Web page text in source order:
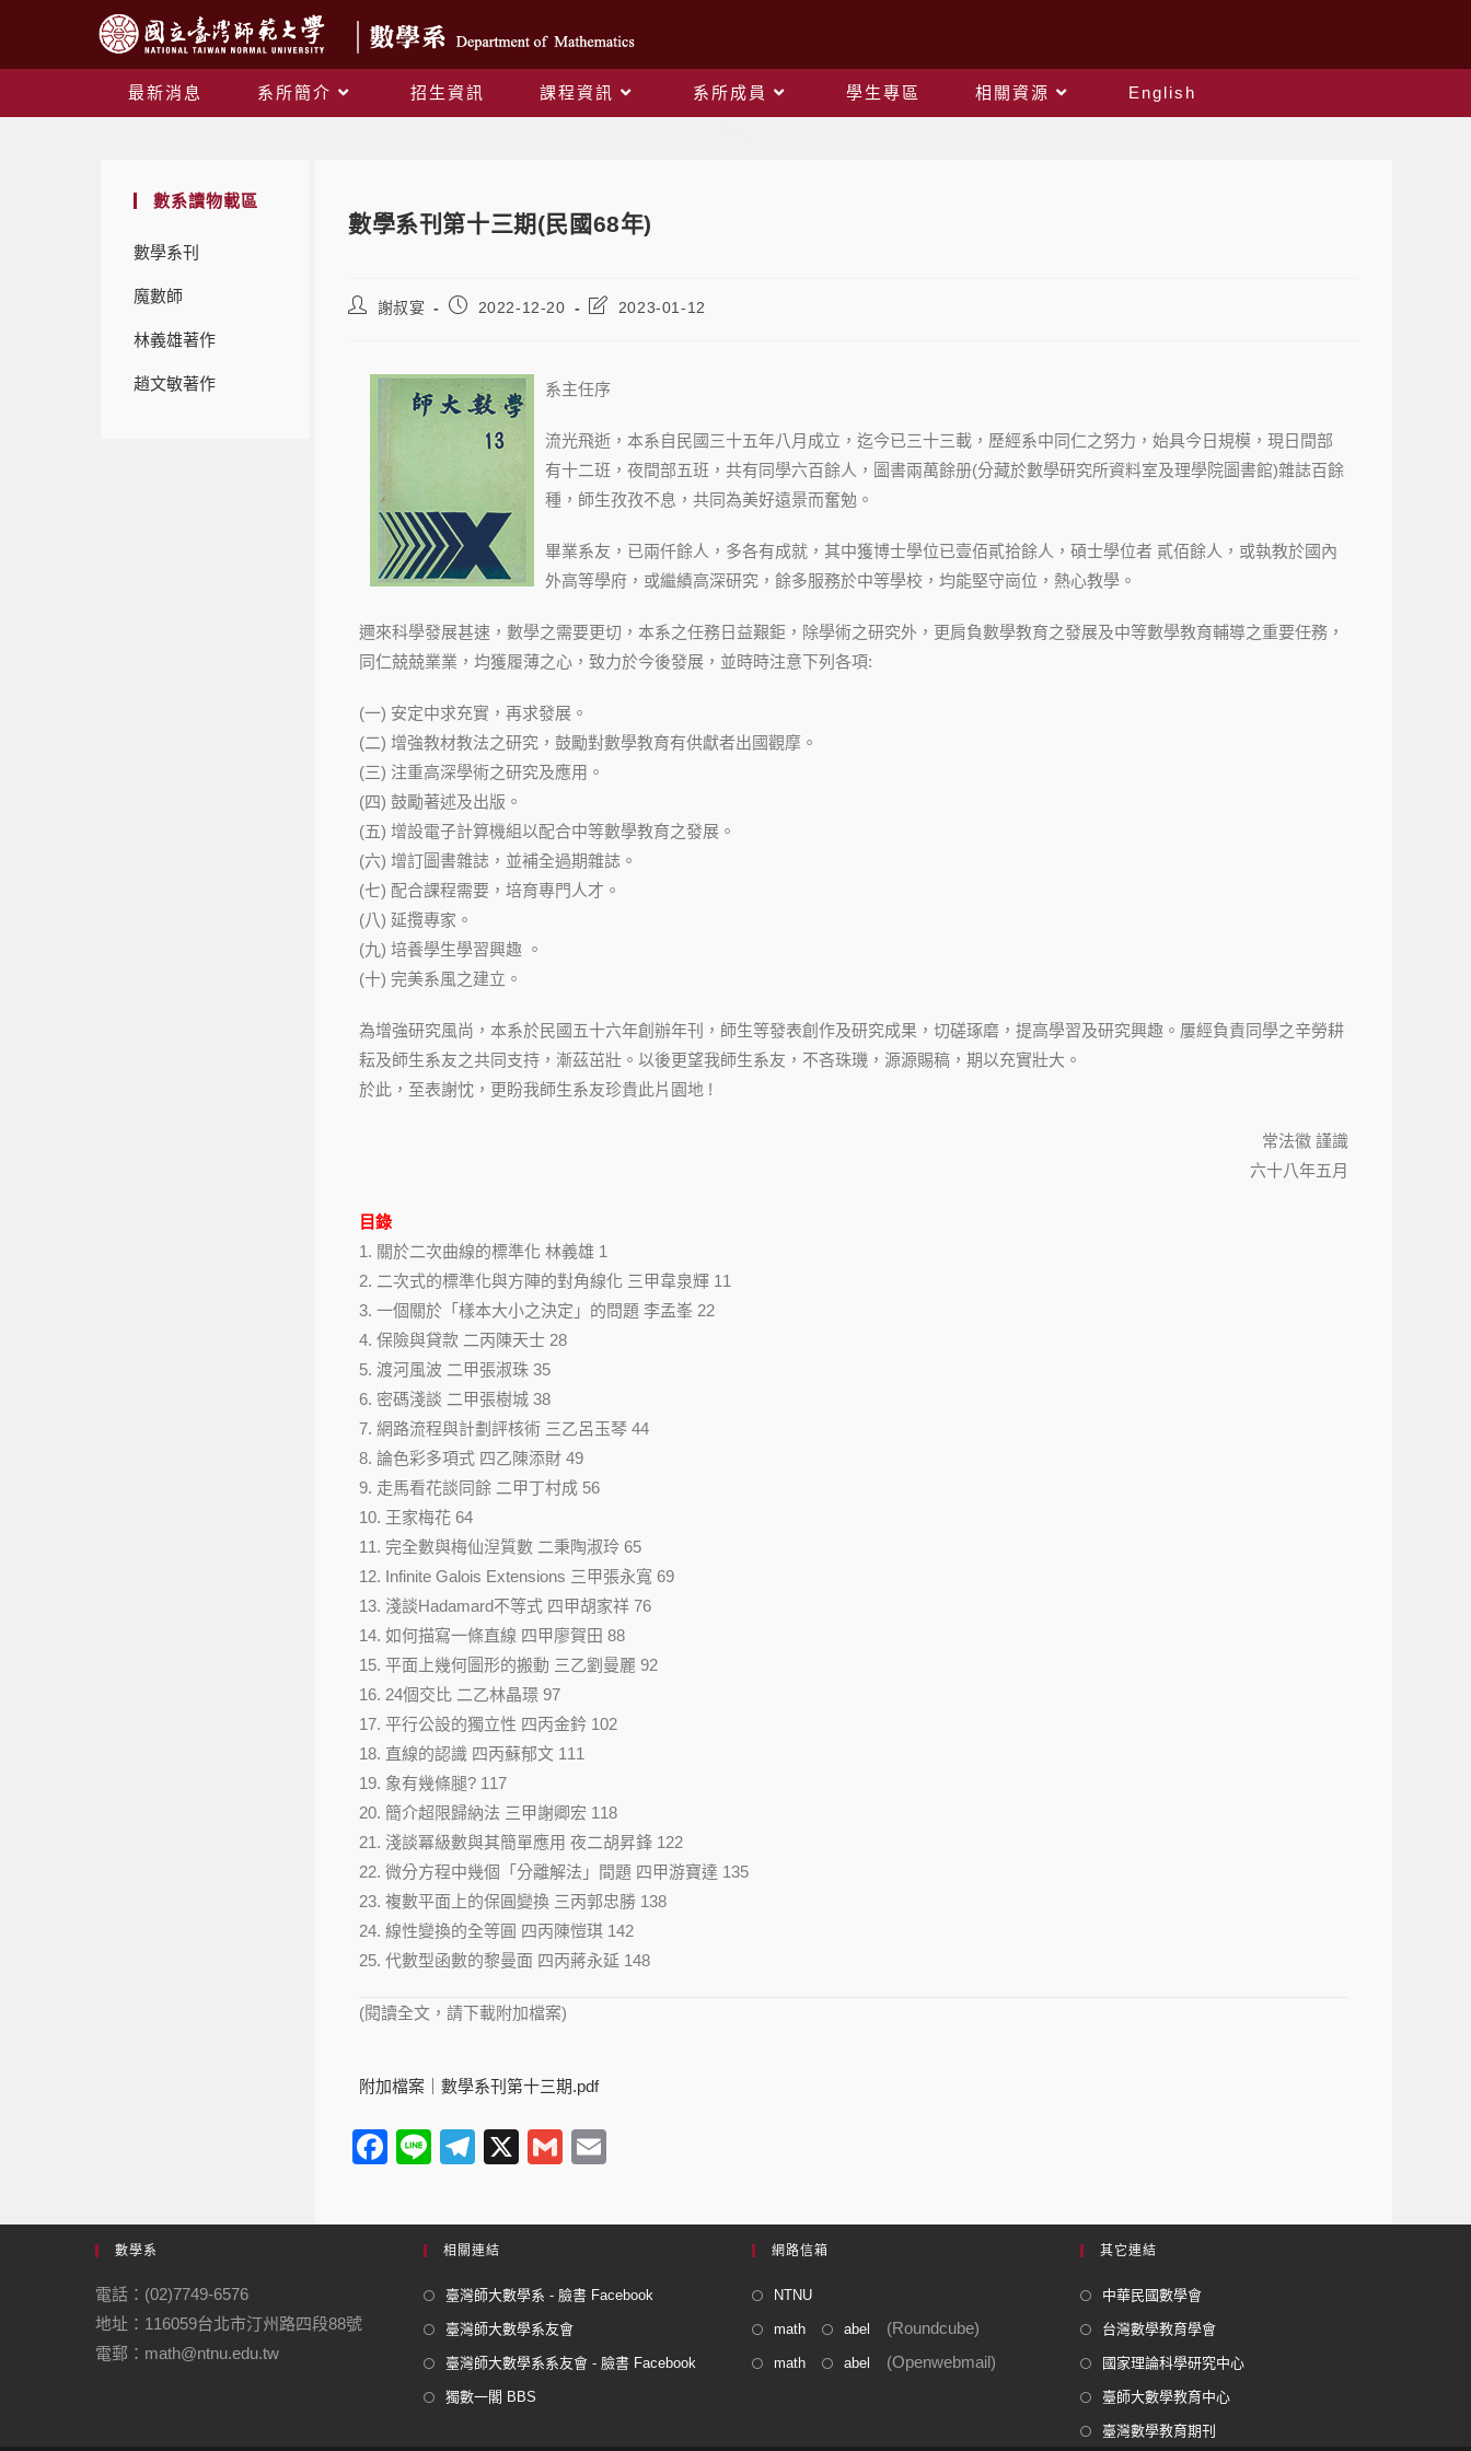
最新消息 系所簡介 招生資訊 課程資訊 系所成員 學生專區 相關資源
English
數系讀物載區
數學系刊
魔數師
林義雄著作
趙文敏著作
數學系刊第十三期(民國68年)
謝叔宴 2022-12-20 2023-01-12
系主任序
流光飛逝，本系自民國三十五年八月成立，迄今已三十三載，歷經系中同仁之努力，始具今日規模，現日間部
有十二班，夜間部五班，共有同學六百餘人，圖書兩萬餘册(分藏於數學研究所資料室及理學院圖書館)雜誌百餘
種，師生孜孜不息，共同為美好遠景而奮勉。
畢業系友，已兩仟餘人，多各有成就，其中獲博士學位已壹佰貳拾餘人，碩士學位者 貳佰餘人，或執教於國內
外高等學府，或繼績高深研究，餘多服務於中等學校，均能堅守崗位，熱心教學。
邇來科學發展甚速，數學之需要更切，本系之任務日益艱鉅，除學術之研究外，更肩負數學教育之發展及中等數學教育輔導之重要任務，
同仁兢兢業業，均獲履薄之心，致力於今後發展，並時時注意下列各項:
(一) 安定中求充實，再求發展。
(二) 增強教材教法之研究，鼓勵對數學教育有供獻者出國觀摩。
(三) 注重高深學術之研究及應用。
(四) 鼓勵著述及出版。
(五) 增設電子計算機組以配合中等數學教育之發展。
(六) 增訂圖書雜誌，並補全過期雜誌。
(七) 配合課程需要，培育專門人才。
(八) 延攬專家。
(九) 培養學生學習興趣 。
(十) 完美系風之建立。
為增強研究風尚，本系於民國五十六年創辦年刊，師生等發表創作及研究成果，切磋琢磨，提高學習及研究興趣。屢經負責同學之辛勞耕
耘及師生系友之共同支持，漸茲茁壯。以後更望我師生系友，不吝珠璣，源源賜稿，期以充實壯大。
於此，至表謝忱，更盼我師生系友珍貴此片園地 !
常法徽 謹識
六十八年五月
目錄
1. 關於二次曲線的標準化 林義雄 1
2. 二次式的標準化與方陣的對角線化 三甲韋泉輝 11
3. 一個關於「樣本大小之決定」的問題 李孟峯 22
4. 保險與貸款 二丙陳天士 28
5. 渡河風波 二甲張淑珠 35
6. 密碼淺談 二甲張樹城 38
7. 網路流程與計劃評核術 三乙呂玉琴 44
8. 論色彩多項式 四乙陳添財 49
9. 走馬看花談同餘 二甲丁村成 56
10. 王家梅花 64
11. 完全數與梅仙湼質數 二秉陶淑玲 65
12. Infinite Galois Extensions 三甲張永寬 69
13. 淺談Hadamard不等式 四甲胡家祥 76
14. 如何描寫一條直線 四甲廖賀田 88
15. 平面上幾何圖形的搬動 三乙劉曼麗 92
16. 24個交比 二乙林晶璟 97
17. 平行公設的獨立性 四丙金鈐 102
18. 直線的認識 四丙蘇郁文 111
19. 象有幾條腿? 117
20. 簡介超限歸納法 三甲謝卿宏 118
21. 淺談冪級數與其簡單應用 夜二胡昇鋒 122
22. 微分方程中幾個「分離解法」間題 四甲游寶達 135
23. 複數平面上的保圓變換 三丙郭忠勝 138
24. 線性變換的全等圓 四丙陳愷琪 142
25. 代數型函數的黎曼面 四丙蔣永延 148
(閱讀全文，請下載附加檔案)
附加檔案｜ 數學系刊第十三期.pdf
F
c
Li
e
T
e
gr
a
m
X
G
ail ail
數學系
電話：(02)7749-6576
地址：116059台北市汀州路四段88號
電郵：math@ntnu.edu.tw
相關連結
臺灣師大數學系 - 臉書 Facebook
臺灣師大數學系友會
臺灣師大數學系系友會 - 臉書 Facebook
獨數一閣 BBS
網路信箱
NTNU
math abel (Roundcube)
math abel (Openwebmail)
其它連結
中華民國數學會
台灣數學教育學會
國家理論科學研究中心
臺師大數學教育中心
臺灣數學教育期刊